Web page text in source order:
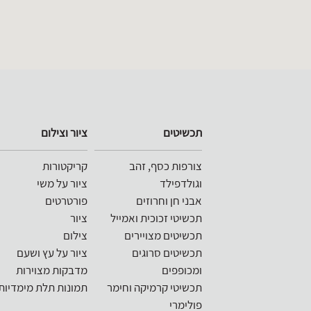
תכשיטים
צורפות כסף, זהב
וגולדפילד
אבני חן וחרוזים
תכשיטי זכוכית ואמייל
תכשיטים מצויירים
תכשיטים סרוגים
ומכופפים
תכשיטי קרמיקה וחימר
פולימרי
ציור וצילום
קריקטורות
ציור על משי
פורטרטים
ציור
צילום
ציור על עץ ושעם
מדבקות מצוירות
תמונות תלת